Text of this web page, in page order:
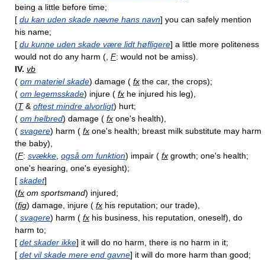
being a little before time;
[ du kan uden skade nævne hans navn] you can safely mention
his name;
[ du kunne uden skade være lidt høfligere] a little more politeness
would not do any harm (, F: would not be amiss).
IV. vb
( om materiel skade) damage ( fx the car, the crops);
( om legemsskade) injure ( fx he injured his leg),
(T& oftest mindre alvorligt) hurt;
( om helbred) damage ( fx one's health),
( svagere) harm ( fx one's health; breast milk substitute may harm
the baby),
(F: svække også om funktion) impair ( fx growth; one's health;
one's hearing, one's eyesight);
[ skadet]
(fx om sportsmand) injured;
(fig) damage, injure ( fx his reputation; our trade),
( svagere) harm ( fx his business, his reputation, oneself), do
harm to;
[ det skader ikke] it will do no harm, there is no harm in it;
[ det vil skade mere end gavne] it will do more harm than good;